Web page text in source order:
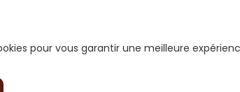
pour vous garantir une meilleure